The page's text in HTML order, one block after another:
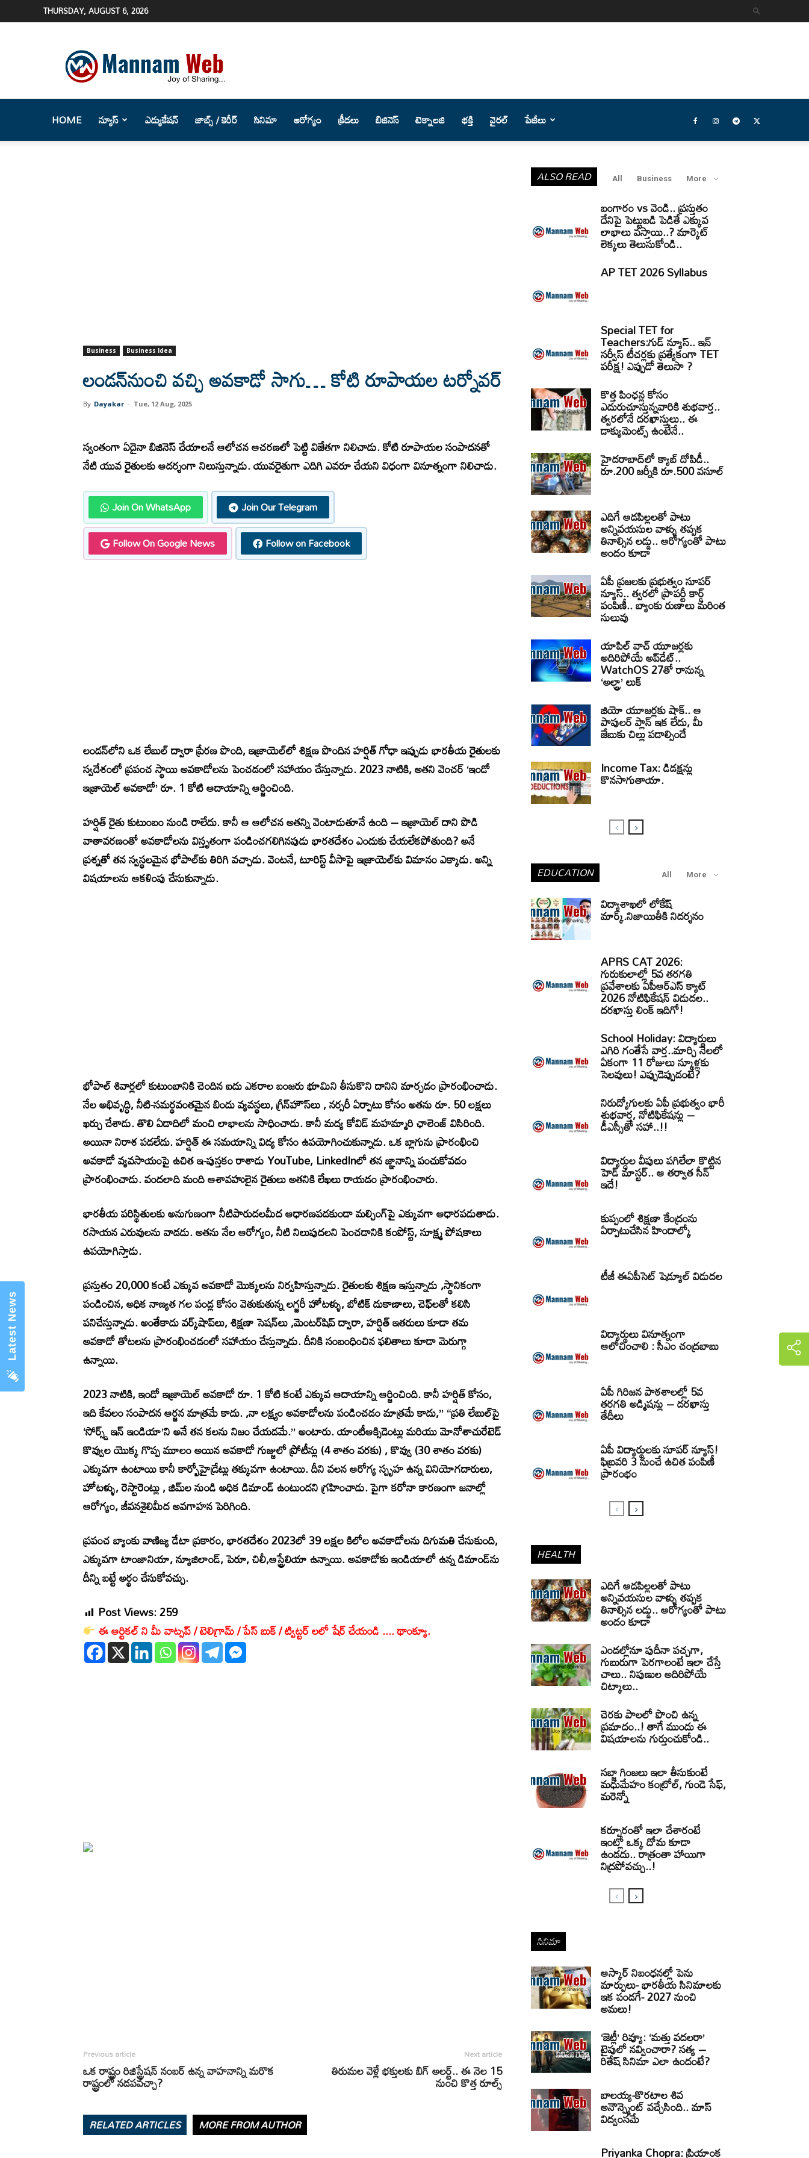
THURSDAY, AUGUST 6, 2026
Web
(మన్నం
News
HOME న్యూస్ ఎడ్యుకేషన్ జాబ్స్ / కెరీర్ సినిమా ఆరోగ్యం క్రీడలు బిజినెస్ టెక్నాలజి భక్తి వైరల్ పేజీలు
Business Business Idea
లండన్‌నుంచి వచ్చి అవకాడో సాగు… కోటి రూపాయల టర్నోవర్
By Dayakar - Tue, 12 Aug, 2025
స్వంతంగా ఏదైనా బిజినెస్‌ చేయాలనే ఆలోచన ఆచరణలో పెట్టి విజేతగా నిలిచాడు. కోటి రూపాయల సంపాదనతో
నేటి యువ రైతులకు ఆదర్శంగా నిలుస్తున్నాడు. యువరైతుగా ఎదిగి ఎవరూ చేయని విధంగా వినూత్నంగా నిలిచాడు.
Join On WhatsApp
Join Our Telegram
Follow On Google News
Follow on Facebook
లండన్‌లోని ఒక లేబుల్ ద్వారా ప్రేరణ పొంది, ఇజ్రాయెల్‌లో శిక్షణ పొందిన హర్షిత్ గోధా ఇప్పుడు భారతీయ రైతులకు
స్వదేశంలో ప్రపంచ స్థాయి అవకాడోలను పెంచడంలో సహాయం చేస్తున్నాడు. 2023 నాటికి, అతని వెంచర్ ‘ఇండో
ఇజ్రాయెల్ అవకాడో’ రూ. 1 కోటి ఆదాయాన్ని ఆర్జించింది.
హర్షిత్ రైతు కుటుంబం నుండి రాలేదు. కానీ ఆ ఆలోచన అతన్ని వెంటాడుతూనే ఉంది – ఇజ్రాయెల్ దాని పొడి
వాతావరణంతో అవకాడోలను విస్తృతంగా పండించగలిగినపుడు భారతదేశం ఎందుకు చేయలేకపోతుంది? అనే
ప్రశ్నతో తన స్వస్థలమైన భోపాల్‌కు తిరిగి వచ్చాడు. వెంటనే, టూరిస్ట్ వీసాపై ఇజ్రాయెల్‌కు విమానం ఎక్కాడు. అన్ని
విషయాలను ఆకళింపు చేసుకున్నాడు.
భోపాల్ శివార్లలో కుటుంబానికి చెందిన ఐదు ఎకరాల బంజరు భూమిని తీసుకొని దానిని మార్చడం ప్రారంభించాడు.
నేల అభివృద్ధి, నీటి-సమర్థవంతమైన బిందు వ్యవస్థలు, గ్రీన్‌హౌస్‌లు , నర్సరీ ఏర్పాటు కోసం అతను రూ. 50 లక్షలు
ఖర్చు చేశాడు. తొలి ఏడాదిలో మంచి లాభాలను సాధించాడు. కానీ మద్య కోవిడ్‌ మహమ్మారి ఛాలెంజ్‌ విసిరింది.
అయినా నిరాశ పడలేదు. హర్షిత్ ఈ సమయాన్ని విద్య కోసం ఉపయోగించుకున్నాడు. ఒక బ్లాగును ప్రారంభించి
అవకాడో వ్యవసాయంపై ఉచిత ఇ-పుస్తకం రాశాడు YouTube, LinkedInలో తన జ్ఞానాన్ని పంచుకోవడం
ప్రారంభించాడు. వందలాది మంది ఆశావహులైన రైతులు అతనికి లేఖలు రాయడం ప్రారంభించారు.
భారతీయ పరిస్థితులకు అనుగుణంగా నీటిపారుదలమీద ఆధారణపడకుండా మల్చింగ్‌పై ఎక్కువగా ఆధారపడుతాడు.
రసాయన ఎరువులను వాడడు. అతను నేల ఆరోగ్యం, నీటి నిలుపుదలని పెంచడానికి కంపోస్ట్, సూక్ష్మ పోషకాలు
ఉపయోగిస్తాడు.
ప్రస్తుతం 20,000 కంటే ఎక్కువ అవకాడో మొక్కలను నిర్వహిస్తున్నాడు. రైతులకు శిక్షణ ఇస్తున్నాడు ,స్థానికంగా
పండించిన, అధిక నాణ్యత గల పండ్ల కోసం వెతుకుతున్న లగ్జరీ హోటళ్ళు, బోటిక్ దుకాణాలు, చెఫ్‌లతో కలిసి
పనిచేస్తున్నాడు. అంతేకాదు వర్క్‌షాప్‌లు, శిక్షణా సెషన్‌లు ,మెంటర్‌షిప్ ద్వారా, హర్షిత్ ఇతరులు కూడా తమ
అవకాడో తోటలను ప్రారంభించడంలో సహాయం చేస్తున్నాడు. దీనికి సంబంధించిన ఫలితాలు కూడా మెరుగ్గా
ఉన్నాయి.
2023 నాటికి, ఇండో ఇజ్రాయెల్ అవకాడో రూ. 1 కోటి కంటే ఎక్కువ ఆదాయాన్ని ఆర్జించింది. కానీ హర్షిత్ కోసం,
ఇది కేవలం సంపాదన ఆర్జన మాత్రమే కాదు. ,నా లక్ష్యం అవకాడోలను పండించడం మాత్రమే కాదు,” “ప్రతి లేబుల్‌పై
‘సోర్స్డ్ ఇన్ ఇండియా’ని అనే తన కలను నిజం చేయడమే.” అంటారు. యాంటీఆక్సిడెంట్లు మరియు మోనోశాచురేటెడ్
కొవ్వుల యొక్క గొప్ప మూలం అయిన అవకాడో గుజ్జులో ప్రోటీన్లు (4 శాతం వరకు) , కొవ్వు (30 శాతం వరకు)
ఎక్కువగా ఉంటాయి కానీ కార్బోహైడ్రేట్లు తక్కువగా ఉంటాయి. దీని వలన ఆరోగ్య స్పృహ ఉన్న వినియోగదారులు,
హోటళ్ళు, రెస్టారెంట్లు , జిమ్‌ల నుండి అధిక డిమాండ్ ఉంటుందని గ్రహించాడు. పైగా కరోనా కారణంగా జనాల్లో
ఆరోగ్యం, జీవనశైలిమీద అవగాహన పెరిగింది.
ప్రపంచ బ్యాంకు వాణిజ్య డేటా ప్రకారం, భారతదేశం 2023లో 39 లక్షల కిలోల అవకాడోలను దిగుమతి చేసుకుంది,
ఎక్కువగా టాంజానియా, న్యూజిలాండ్, పెరూ, చిలీ,ఆస్ట్రేలియా ఉన్నాయి. అవకాడోకు ఇండియాలో ఉన్న డిమాండ్‌ను
దీన్ని బట్టే అర్థం చేసుకోవచ్చు.
Post Views:259
ఈ ఆర్టికల్ ని మీ వాట్సప్ / టెలిగ్రామ్ / పేస్ బుక్ / ట్విట్టర్ లలో షేర్ చేయండి .... థాంక్యూ.
Previous article
ఒక రాష్ట్రం రిజిస్ట్రేషన్ నంబర్ ఉన్న వాహనాన్ని మరొక
రాష్ట్రంలో నడపవచ్చా?
Next article
తిరుమల వెళ్లే భక్తులకు బిగ్ అలర్ట్.. ఈ నెల 15
నుంచి కొత్త రూల్స్
RELATED ARTICLES MORE FROM AUTHOR
ALSO READ All Business More
బంగారం vs వెండి.. ప్రస్తుతం
దేనిపై పెట్టుబడి పెడితే ఎక్కువ
లాభాలు వస్తాయి..? మార్కెట్
లెక్కలు తెలుసుకోండి..
AP TET 2026 Syllabus
Special TET for
Teachers:గుడ్ న్యూస్.. ఇన్
సర్వీస్ టీచర్లకు ప్రత్యేకంగా TET
పరీక్ష! ఎప్పుడో తెలుసా ?
కొత్త పింఛన్ల కోసం
ఎదురుచూస్తున్నవారికి శుభవార్త..
త్వరలోనే దరఖాస్తులు.. ఈ
డాక్యుమెంట్స్ ఉంటేనే..
హైదరాబాద్‌లో క్యాబ్‌ దోపిడీ..
రూ.200 జర్నీకి రూ.500 వసూల్
ఎదిగే ఆడపిల్లలతో పాటు
అన్నివయసుల వాళ్ళు తప్పక
తినాల్సిన లడ్డు.. ఆరోగ్యంతో పాటు
అందం కూడా
ఏపీ ప్రజలకు ప్రభుత్వం సూపర్
న్యూస్.. త్వరలో ప్రాపర్టీ కార్డ్
పంపిణీ.. బ్యాంకు రుణాలు మరింత
సులువు
యాపిల్ వాచ్ యూజర్లకు
అదిరిపోయే అప్‌డేట్..
WatchOS 27తో రానున్న
‘అల్ట్రా’ లుక్
జియో యూజర్లకు షాక్.. ఆ
పాపులర్ ప్లాన్ ఇక లేదు, మీ
జేబుకు చిల్లు పడాల్సిందే
Income Tax: డిడక్షన్లు
కొనసాగుతాయా.
EDUCATION All More
విద్యాశాఖలో లోకేష్
మార్క్.నిజాయితీకి నిదర్శనం
APRS CAT 2026:
గురుకులాల్లో 5వ తరగతి
ప్రవేశాలకు ఏపీఆర్‌ఎస్‌ క్యాట్‌
2026 నోటిఫికేషన్‌ విడుదల..
దరఖాస్తు లింక్‌ ఇదిగో!
School Holiday: విద్యార్థులు
ఎగిరి గంతేసే వార్త..మార్చి నెలలో
ఏకంగా 11 రోజులు స్కూళ్లకు
సెలవులు! ఎప్పుడెప్పుడంటే?
నిరుద్యోగులకు ఏపీ ప్రభుత్వం భారీ
శుభవార్త, నోటిఫికేషన్లు –
డీఎస్సీతో సహా..!!
విద్యార్ధుల వీపులు పగిలేలా కొట్టిన
హెడ్ మాస్టర్.. ఆ తర్వాత సీన్‌
ఇదే!
కుప్పంలో శిక్షణా కేంద్రంను
ఏర్పాటుచేసిన హిందాల్కో
టీజీ ఈఏపీసెట్‌ షెడ్యూల్‌ విడుదల
విద్యార్థులు వినూత్నంగా
ఆలోచించాలి : సీఎం చంద్రబాబు
ఏపీ గిరిజన పాఠశాలల్లో 5వ
తరగతి అడ్మిషన్లు – దరఖాస్తు
తేదీలు
ఏపీ విద్యార్థులకు సూపర్ న్యూస్!
ఫిబ్రవరి 3 నుంచే ఉచిత పంపిణీ
ప్రారంభం
HEALTH
ఎదిగే ఆడపిల్లలతో పాటు
అన్నివయసుల వాళ్ళు తప్పక
తినాల్సిన లడ్డు.. ఆరోగ్యంతో పాటు
అందం కూడా
ఎండల్లోనూ పుదీనా పచ్చగా,
గుబురుగా పెరగాలంటే ఇలా చేస్తే
చాలు.. నిపుణుల అదిరిపోయే
చిట్కాలు..
చెరకు పాలలో పొంచి ఉన్న
ప్రమాదం..! తాగే ముందు ఈ
విషయాలను గుర్తుంచుకోండి..
సబ్జా గింజలు ఇలా తీసుకుంటే
మధుమేహం కంట్రోల్, గుండె సేఫ్,
మరెన్నో
కర్పూరంతో ఇలా చేశారంటే
ఇంట్లో ఒక్క దోమ కూడా
ఉండదు.. రాత్రంతా హాయిగా
నిద్రపోవచ్చు..!
సినిమా
ఆస్కార్ నిబంధనల్లో పెను
మార్పులు- భారతీయ సినిమాలకు
ఇక పండగే- 2027 నుంచి
అమలు!
‘జెట్లీ’ రివ్యూ: ‘మత్తు వదలరా’
టైపులో నవ్వించారా? సత్య –
రితేష్ సినిమా ఎలా ఉందంటే?
బాలయ్య-కొరటాల శివ
అనౌన్స్మెంట్ వచ్చేసింది.. మాస్
విద్వంసమే
Priyanka Chopra: ప్రియాంక